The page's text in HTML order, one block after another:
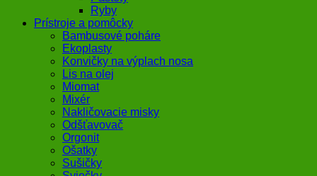
Ryby
Prístroje a pomôcky
Bambusové poháre
Ekoplasty
Konvičky na výplach nosa
Lis na olej
Miomat
Mixér
Nakličovacie misky
Odšťavovač
Orgonit
Ošatky
Sušičky